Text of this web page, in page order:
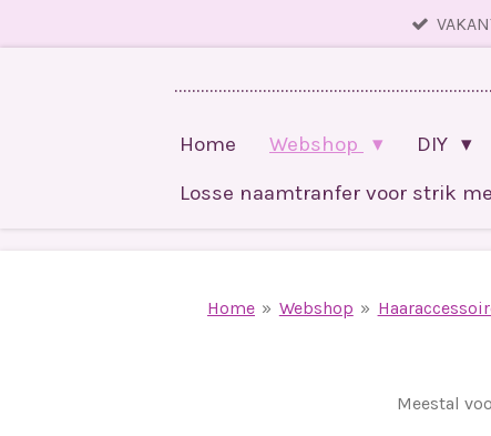
Home Webshop DIY
Losse naamtranfer voor strik
Home » Webshop »
Meestal